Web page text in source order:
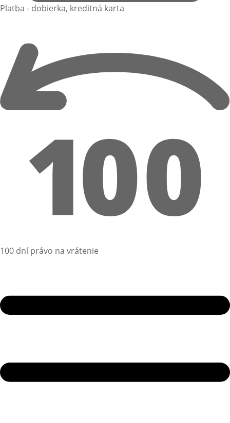
Platba - dobierka, kreditná karta
100 dní právo na vrátenie